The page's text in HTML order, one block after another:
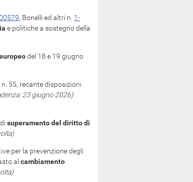
, Bonelli ed altri n. 1-
e politiche a sostegno della
del 18 e 19 giugno
55, recante disposizioni
23 giugno 2026)
superamento del diritto di
per la prevenzione degli
al cambiamento